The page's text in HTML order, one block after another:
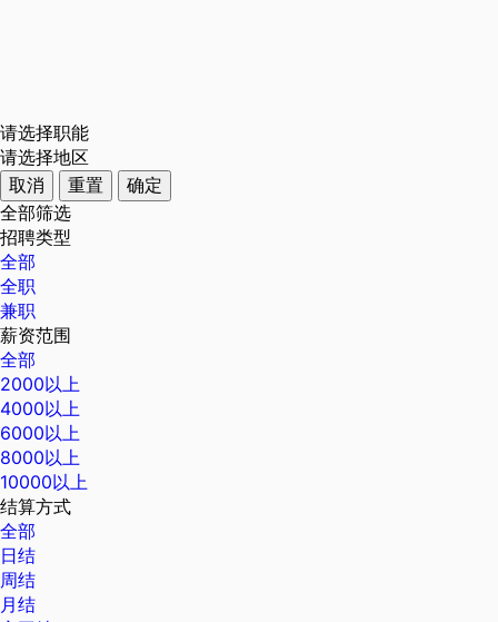
请选择职能
请选择地区
取消
重置
确定
全部筛选
招聘类型
全部
全职
兼职
薪资范围
全部
2000以上
4000以上
6000以上
8000以上
10000以上
结算方式
全部
日结
周结
月结